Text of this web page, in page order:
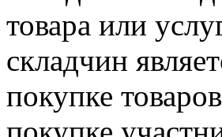
товара или
складчин
покупке